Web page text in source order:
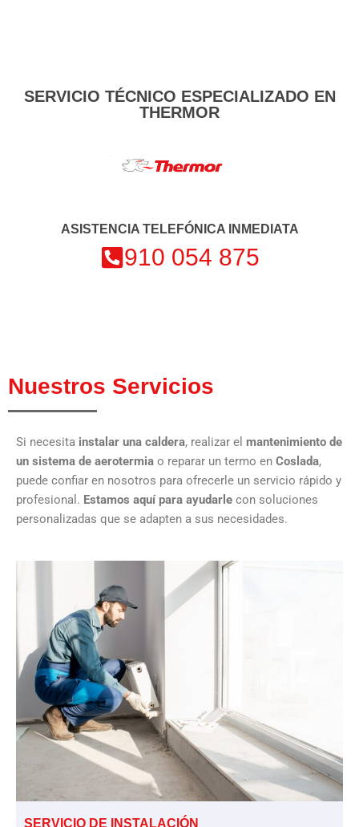
SERVICIO TÉCNICO ESPECIALIZADO EN
THERMOR
ASISTENCIA TELEFÓNICA INMEDIATA
910 054 875
Nuestros Servicios
Si necesita instalar una caldera, realizar el mantenimiento de
un sistema de aerotermia o reparar un termo en Coslada,
puede confiar en nosotros para ofrecerle un servicio rápido y
profesional. Estamos aquí para ayudarle con soluciones
personalizadas que se adapten a sus necesidades.
SERVICIO DE INSTALACIÓN